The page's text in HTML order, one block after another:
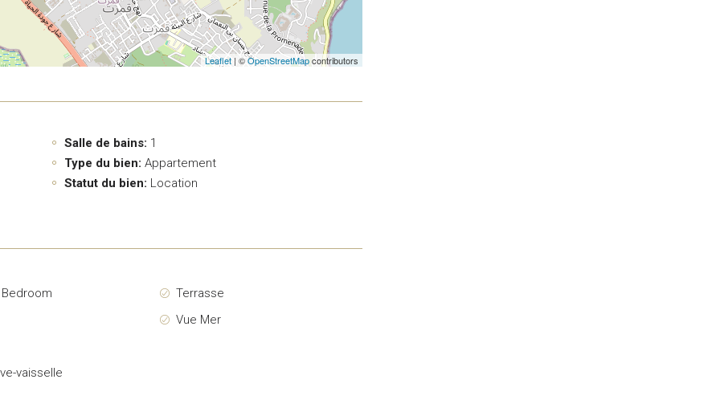
Leaflet | ©OpenStreetMapcontributors
Salle de bains: 1
Type du bien: Appartement
Statut du bien: Location
vaisselle
Terrasse
Vue Mer